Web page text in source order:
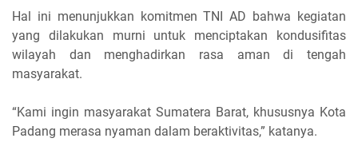
Hal ini menunjukkan komitmen TNI AD bahwa kegiatan
yang dilakukan murni untuk menciptakan kondusifitas
wilayah dan menghadirkan rasa aman di tengah
masyarakat.
“Kami ingin masyarakat Sumatera Barat, khususnya Kota
Padang merasa nyaman dalam beraktivitas,” katanya.